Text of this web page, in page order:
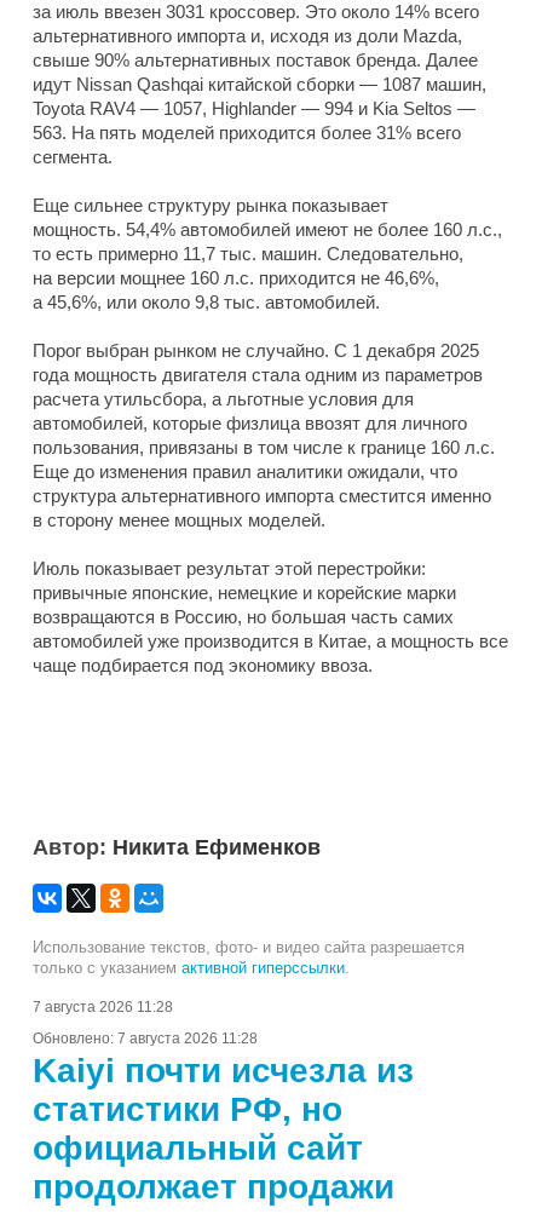
за июль ввезен 3031 кроссовер. Это около 14% всего
альтернативного импорта и, исходя из доли Mazda,
свыше 90% альтернативных поставок бренда. Далее
идут Nissan Qashqai китайской сборки — 1087 машин,
Toyota RAV4 — 1057, Highlander — 994 и Kia Seltos —
563. На пять моделей приходится более 31% всего
сегмента.
Еще сильнее структуру рынка показывает
мощность. 54,4% автомобилей имеют не более 160 л.с.,
то есть примерно 11,7 тыс. машин. Следовательно,
на версии мощнее 160 л.с. приходится не 46,6%,
а 45,6%, или около 9,8 тыс. автомобилей.
Порог выбран рынком не случайно. С 1 декабря 2025
года мощность двигателя стала одним из параметров
расчета утильсбора, а льготные условия для
автомобилей, которые физлица ввозят для личного
пользования, привязаны в том числе к границе 160 л.с.
Еще до изменения правил аналитики ожидали, что
структура альтернативного импорта сместится именно
в сторону менее мощных моделей.
Июль показывает результат этой перестройки:
привычные японские, немецкие и корейские марки
возвращаются в Россию, но большая часть самих
автомобилей уже производится в Китае, а мощность все
чаще подбирается под экономику ввоза.
Автор: Никита Ефименков
Использование текстов, фото- и видео сайта разрешается
только с указанием активной гиперссылки.
7 августа 2026 11:28
Обновлено: 7 августа 2026 11:28
Kaiyi почти исчезла из
статистики РФ, но
официальный сайт
продолжает продажи